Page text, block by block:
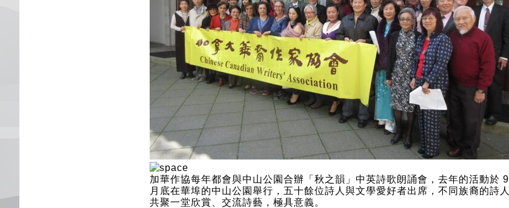
加華作協每年都會與中山公園合辦「秋之韻」中英詩歌朗誦會，去年的活動於 9
月底在華埠的中山公園舉行，五十餘位詩人與文學愛好者出席，不同族裔的詩人
共聚一堂欣賞、交流詩藝，極具意義。